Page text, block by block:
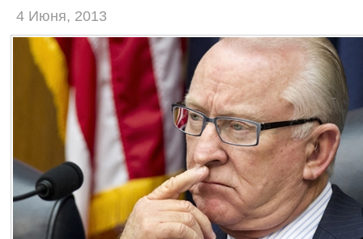
4 Июня, 2013